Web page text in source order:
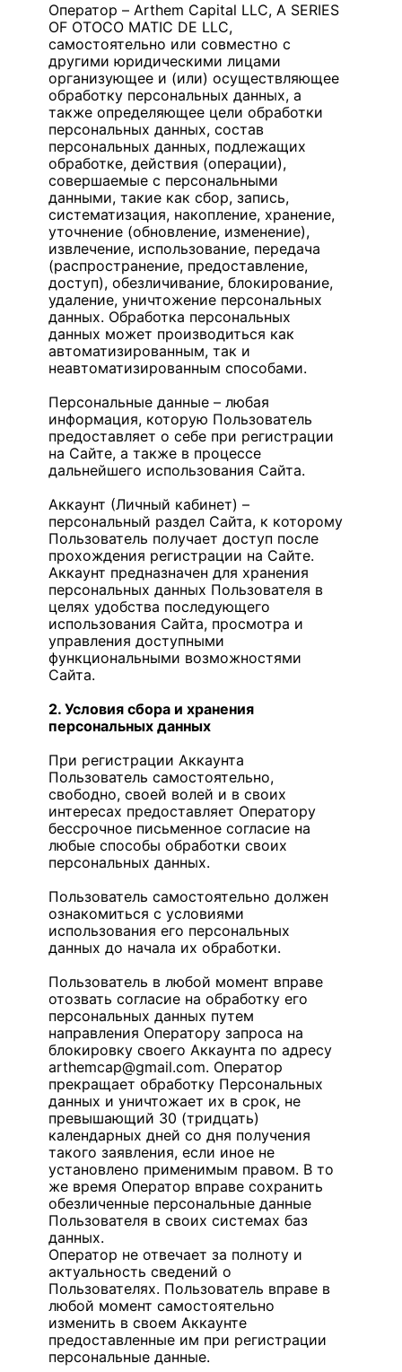
Оператор – Arthem Capital LLC, A SERIES
OF OTOCO MATIC DE LLC,
самостоятельно или совместно с
другими юридическими лицами
организующее и (или) осуществляющее
обработку персональных данных, а
также определяющее цели обработки
персональных данных, состав
персональных данных, подлежащих
обработке, действия (операции),
совершаемые с персональными
данными, такие как сбор, запись,
систематизация, накопление, хранение,
уточнение (обновление, изменение),
извлечение, использование, передача
(распространение, предоставление,
доступ), обезличивание, блокирование,
удаление, уничтожение персональных
данных. Обработка персональных
данных может производиться как
автоматизированным, так и
неавтоматизированным способами.
Персональные данные – любая
информация, которую Пользователь
предоставляет о себе при регистрации
на Сайте, а также в процессе
дальнейшего использования Сайта.
Аккаунт (Личный кабинет) –
персональный раздел Сайта, к которому
Пользователь получает доступ после
прохождения регистрации на Сайте.
Аккаунт предназначен для хранения
персональных данных Пользователя в
целях удобства последующего
использования Сайта, просмотра и
управления доступными
функциональными возможностями
Сайта.
2. Условия сбора и хранения
персональных данных
При регистрации Аккаунта
Пользователь самостоятельно,
свободно, своей волей и в своих
интересах предоставляет Оператору
бессрочное письменное согласие на
любые способы обработки своих
персональных данных.
Пользователь самостоятельно должен
ознакомиться с условиями
использования его персональных
данных до начала их обработки.
Пользователь в любой момент вправе
отозвать согласие на обработку его
персональных данных путем
направления Оператору запроса на
блокировку своего Аккаунта по адресу
arthemcap@gmail.com. Оператор
прекращает обработку Персональных
данных и уничтожает их в срок, не
превышающий 30 (тридцать)
календарных дней со дня получения
такого заявления, если иное не
установлено применимым правом. В то
же время Оператор вправе сохранить
обезличенные персональные данные
Пользователя в своих системах баз
данных.
Оператор не отвечает за полноту и
актуальность сведений о
Пользователях. Пользователь вправе в
любой момент самостоятельно
изменить в своем Аккаунте
предоставленные им при регистрации
персональные данные.